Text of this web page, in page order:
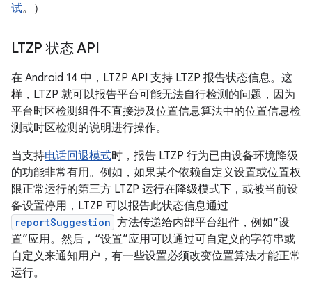
试。）
LTZP 状态 API
在 Android 14 中，LTZP API 支持 LTZP 报告状态信息。这
样，LTZP 就可以报告平台可能无法自行检测的问题，因为
平台时区检测组件不直接涉及位置信息算法中的位置信息检
测或时区检测的说明进行操作。
当支持电话回退模式时，报告 LTZP 行为已由设备环境降级
的功能非常有用。例如，如果某个依赖自定义设置或位置权
限正常运行的第三方 LTZP 运行在降级模式下，或被当前设
备设置停用，LTZP 可以报告此状态信息通过
reportSuggestion 方法传递给内部平台组件，例如“设
置”应用。然后，“设置”应用可以通过可自定义的字符串或
自定义来通知用户，有一些设置必须改变位置算法才能正常
运行。